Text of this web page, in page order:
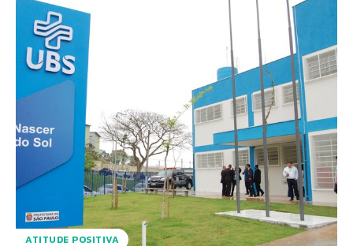
ATITUDE POSITIVA